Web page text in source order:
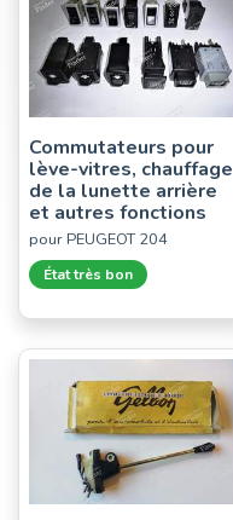
Commutateurs pour
lève-vitres, chauffage
de la lunette arrière
et autres fonctions
pour PEUGEOT 204
État très bon